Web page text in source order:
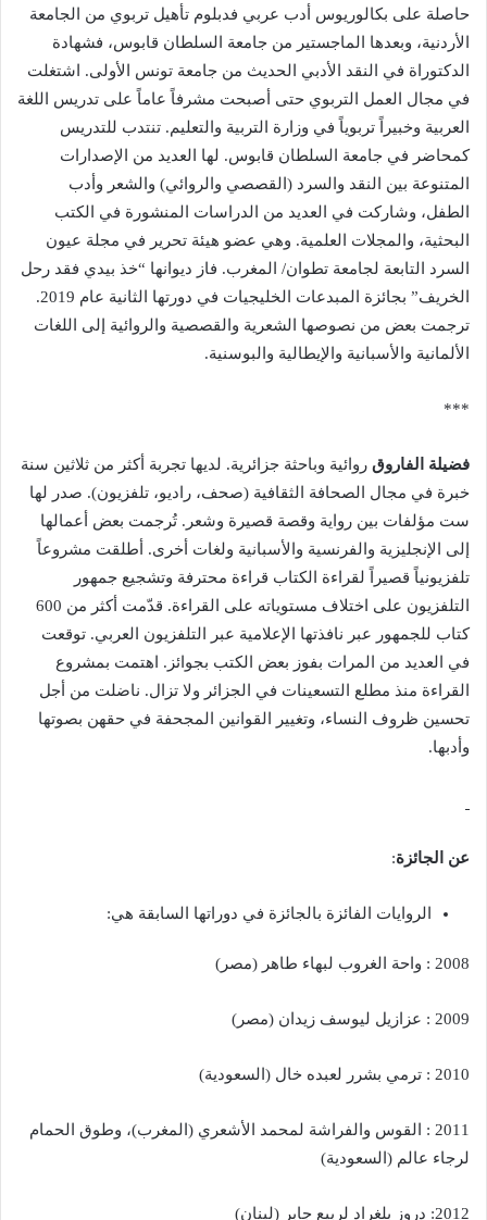
حاصلة على بكالوريوس أدب عربي فدبلوم تأهيل تربوي من الجامعة
الأردنية، وبعدها الماجستير من جامعة السلطان قابوس، فشهادة
الدكتوراة في النقد الأدبي الحديث من جامعة تونس الأولى. اشتغلت
في مجال العمل التربوي حتى أصبحت مشرفاً عاماً على تدريس اللغة
العربية وخبيراً تربوياً في وزارة التربية والتعليم. تنتدب للتدريس
كمحاضر في جامعة السلطان قابوس. لها العديد من الإصدارات
المتنوعة بين النقد والسرد (القصصي والروائي) والشعر وأدب
الطفل، وشاركت في العديد من الدراسات المنشورة في الكتب
البحثية، والمجلات العلمية. وهي عضو هيئة تحرير في مجلة عيون
السرد التابعة لجامعة تطوان/ المغرب. فاز ديوانها “خذ بيدي فقد رحل
الخريف” بجائزة المبدعات الخليجيات في دورتها الثانية عام 2019.
ترجمت بعض من نصوصها الشعرية والقصصية والروائية إلى اللغات
الألمانية والأسبانية والإيطالية والبوسنية.
***
فضيلة الفاروق روائية وباحثة جزائرية. لديها تجربة أكثر من ثلاثين سنة
خبرة في مجال الصحافة الثقافية (صحف، راديو، تلفزيون). صدر لها
ست مؤلفات بين رواية وقصة قصيرة وشعر. تُرجمت بعض أعمالها
إلى الإنجليزية والفرنسية والأسبانية ولغات أخرى. أطلقت مشروعاً
تلفزيونياً قصيراً لقراءة الكتاب قراءة محترفة وتشجيع جمهور
التلفزيون على اختلاف مستوياته على القراءة. قدّمت أكثر من 600
كتاب للجمهور عبر نافذتها الإعلامية عبر التلفزيون العربي. توقعت
في العديد من المرات بفوز بعض الكتب بجوائز. اهتمت بمشروع
القراءة منذ مطلع التسعينات في الجزائر ولا تزال. ناضلت من أجل
تحسين ظروف النساء، وتغيير القوانين المجحفة في حقهن بصوتها
وأدبها.
عن الجائزة:
الروايات الفائزة بالجائزة في دوراتها السابقة هي:
2008 : واحة الغروب لبهاء طاهر (مصر)
2009 : عزازيل ليوسف زيدان (مصر)
2010 : ترمي بشرر لعبده خال (السعودية)
2011 : القوس والفراشة لمحمد الأشعري (المغرب)، وطوق الحمام
لرجاء عالم (السعودية)
2012: دروز بلغراد لربيع جابر (لبنان)